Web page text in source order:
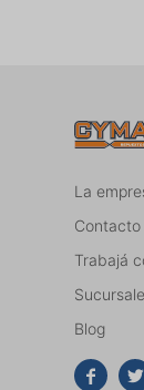
La
Contacto
Trabajá
Blog
 